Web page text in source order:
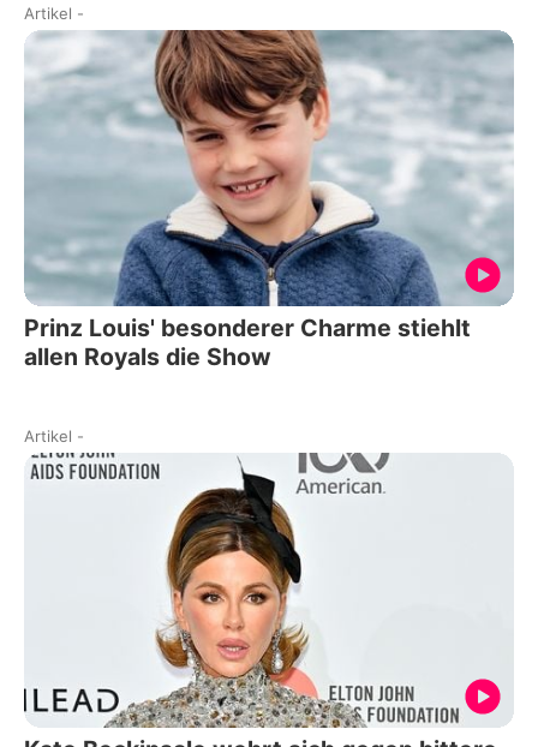
Artikel -
Prinz Louis' besonderer Charme stiehlt
allen Royals die Show
Artikel -